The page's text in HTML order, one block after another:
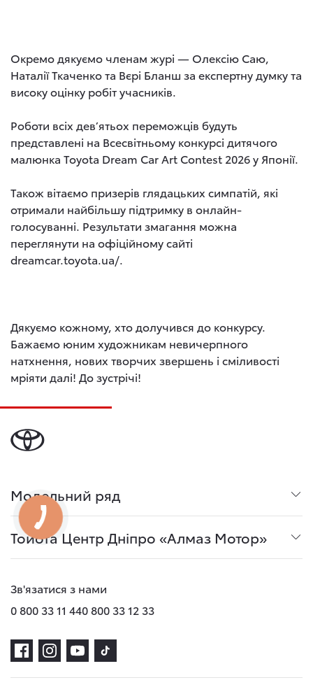
Окремо дякуємо членам журі — Олексію Саю,
Наталії Ткаченко та Вєрі Бланш за експертну думку та
високу оцінку робіт учасників.
Роботи всіх дев’ятьох переможців будуть
представлені на Всесвітньому конкурсі дитячого
малюнка Toyota Dream Car Art Contest 2026 у Японії.
Також вітаємо призерів глядацьких симпатій, які
отримали найбільшу підтримку в онлайн-
голосуванні. Результати змагання можна
переглянути на офіційному сайті
dreamcar.toyota.ua/.
Дякуємо кожному, хто долучився до конкурсу.
Бажаємо юним художникам невичерпного
натхнення, нових творчих звершень і сміливості
мріяти далі! До зустрічі!
Модельний ряд
Тойота Центр Дніпро «Алмаз Мотор»
Зв'язатися з нами
0 800 33 11 440 800 33 12 33